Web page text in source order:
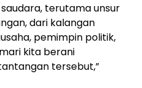
terutama unsur
dari kalangan
pemimpin politik,
kita berani
tersebut,”